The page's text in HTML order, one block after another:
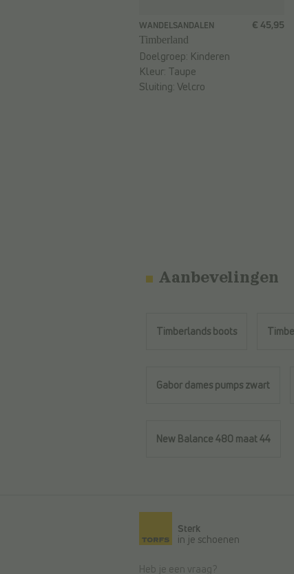
WANDELSANDALEN
Timberland
€ 45,95
Doelgroep: Kinderen
Kleur: Taupe
Sluiting:Velcro
Aanbevelingen
Timberlands boots
Gabor dames pumps zwart
New Balance 480 maat 44
Sterk
in je schoenen
Heb je een vraag?